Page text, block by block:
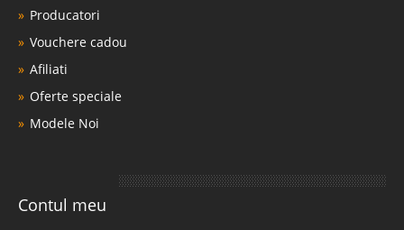
Producatori
Vouchere cadou
Afiliati
Oferte speciale
Modele Noi
Contul meu